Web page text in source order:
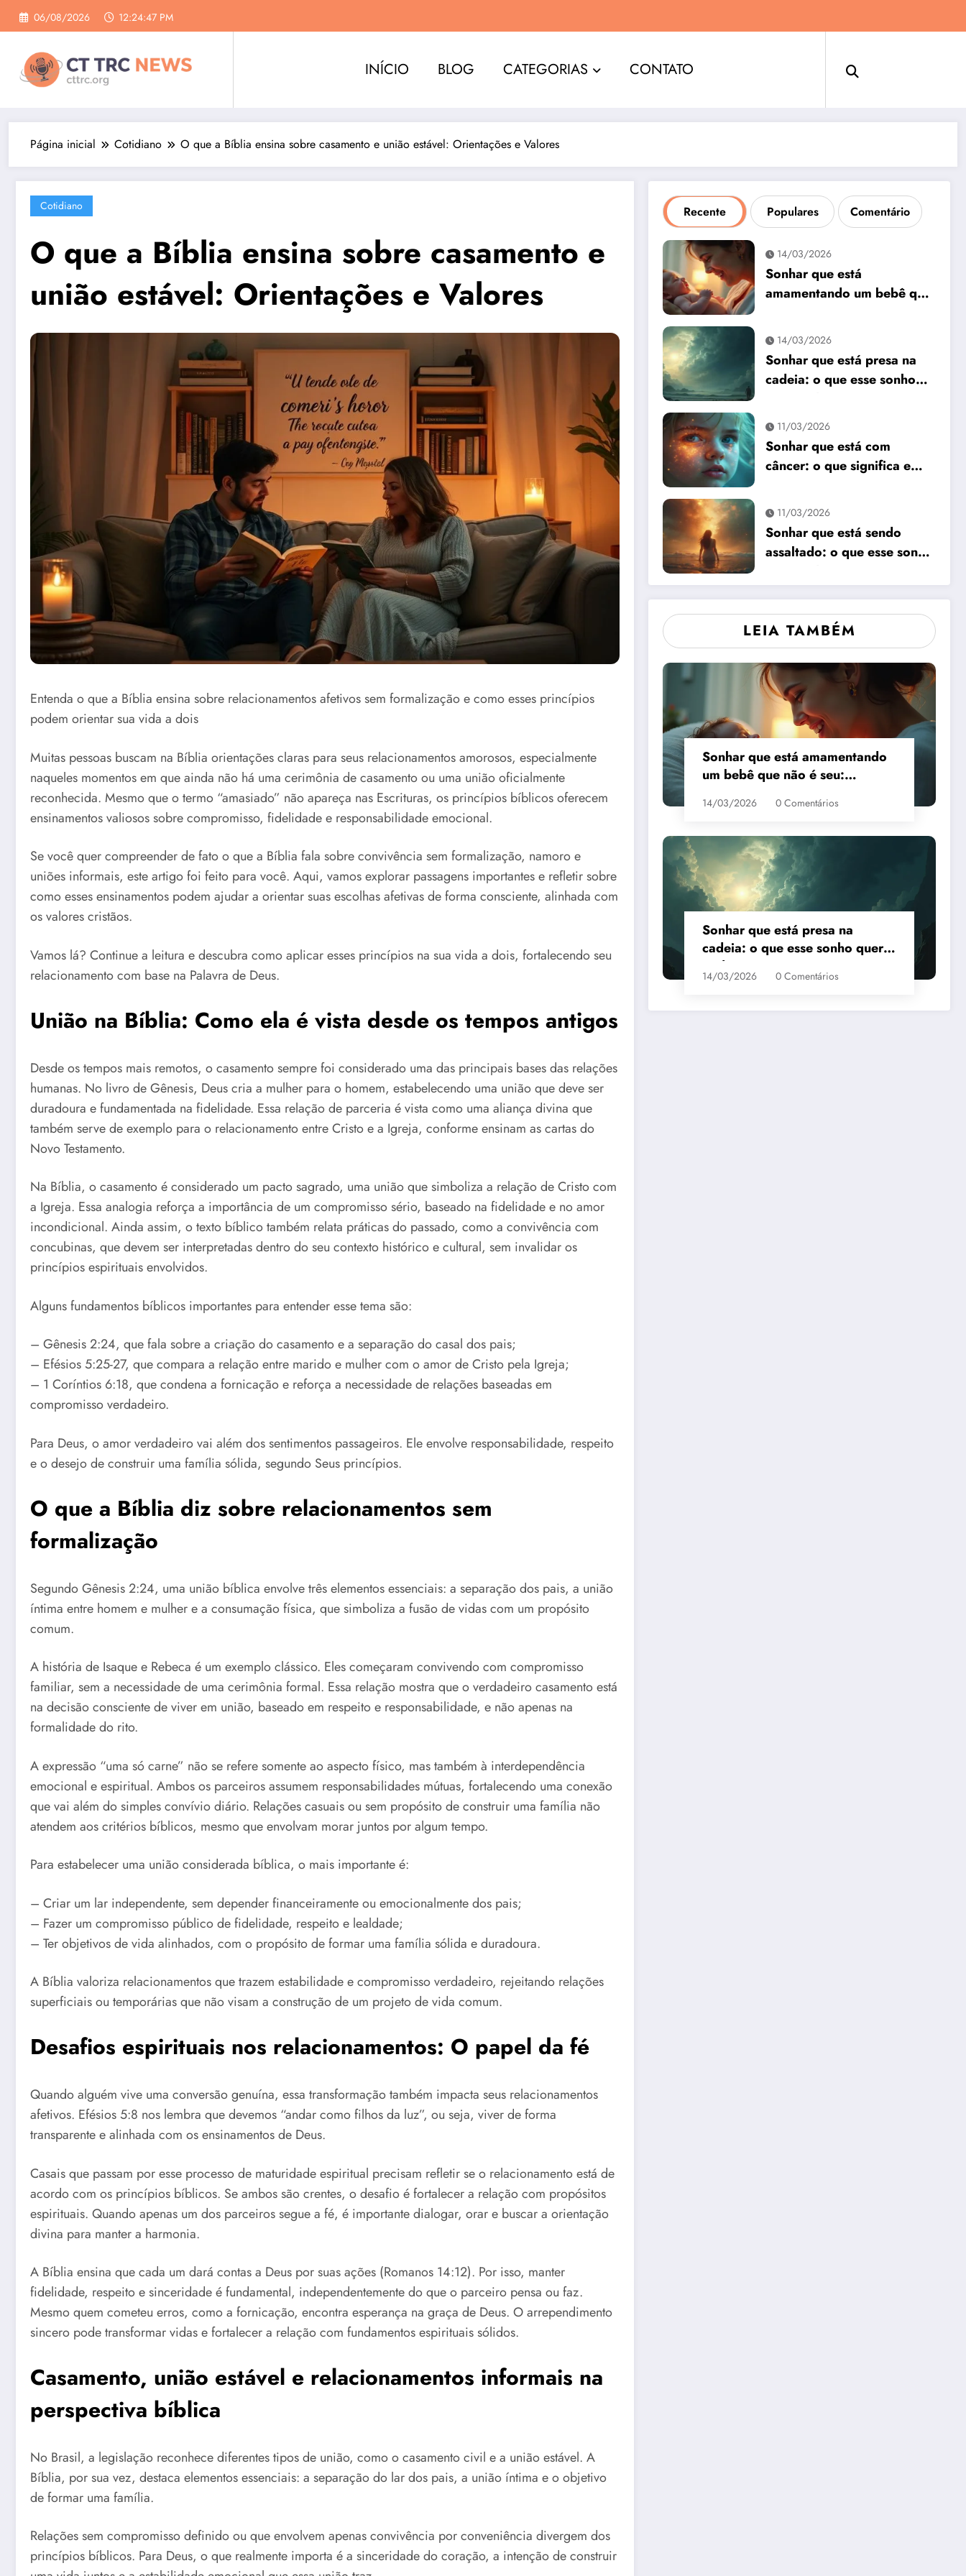
Pular
para
conteúdo
06/08/2026 12:24:48 PM
INÍCIO BLOG CATEGORIAS CONTATO
Página inicial Cotidiano O que a Bíblia ensina sobre casamento e união estável: Orientações e Valores
Cotidiano
O que a Bíblia ensina sobre casamento e
união estável: Orientações e Valores
Entenda o que a Bíblia ensina sobre relacionamentos afetivos sem formalização e como esses princípios
podem orientar sua vida a dois
Muitas pessoas buscam na Bíblia orientações claras para seus relacionamentos amorosos, especialmente
naqueles momentos em que ainda não há uma cerimônia de casamento ou uma união oficialmente
reconhecida. Mesmo que o termo “amasiado” não apareça nas Escrituras, os princípios bíblicos oferecem
ensinamentos valiosos sobre compromisso, fidelidade e responsabilidade emocional.
Se você quer compreender de fato o que a Bíblia fala sobre convivência sem formalização, namoro e
uniões informais, este artigo foi feito para você. Aqui, vamos explorar passagens importantes e refletir sobre
como esses ensinamentos podem ajudar a orientar suas escolhas afetivas de forma consciente, alinhada com
os valores cristãos.
Vamos lá? Continue a leitura e descubra como aplicar esses princípios na sua vida a dois, fortalecendo seu
relacionamento com base na Palavra de Deus.
União na Bíblia: Como ela é vista desde os tempos antigos
Desde os tempos mais remotos, o casamento sempre foi considerado uma das principais bases das relações
humanas. No livro de Gênesis, Deus cria a mulher para o homem, estabelecendo uma união que deve ser
duradoura e fundamentada na fidelidade. Essa relação de parceria é vista como uma aliança divina que
também serve de exemplo para o relacionamento entre Cristo e a Igreja, conforme ensinam as cartas do
Novo Testamento.
Na Bíblia, o casamento é considerado um pacto sagrado, uma união que simboliza a relação de Cristo com
a Igreja. Essa analogia reforça a importância de um compromisso sério, baseado na fidelidade e no amor
incondicional. Ainda assim, o texto bíblico também relata práticas do passado, como a convivência com
concubinas, que devem ser interpretadas dentro do seu contexto histórico e cultural, sem invalidar os
princípios espirituais envolvidos.
Alguns fundamentos bíblicos importantes para entender esse tema são:
– Gênesis 2:24, que fala sobre a criação do casamento e a separação do casal dos pais;
– Efésios 5:25-27, que compara a relação entre marido e mulher com o amor de Cristo pela Igreja;
– 1 Coríntios 6:18, que condena a fornicação e reforça a necessidade de relações baseadas em
compromisso verdadeiro.
Para Deus, o amor verdadeiro vai além dos sentimentos passageiros. Ele envolve responsabilidade, respeito
e o desejo de construir uma família sólida, segundo Seus princípios.
O que a Bíblia diz sobre relacionamentos sem
formalização
Segundo Gênesis 2:24, uma união bíblica envolve três elementos essenciais: a separação dos pais, a união
íntima entre homem e mulher e a consumação física, que simboliza a fusão de vidas com um propósito
comum.
A história de Isaque e Rebeca é um exemplo clássico. Eles começaram convivendo com compromisso
familiar, sem a necessidade de uma cerimônia formal. Essa relação mostra que o verdadeiro casamento está
na decisão consciente de viver em união, baseado em respeito e responsabilidade, e não apenas na
formalidade do rito.
A expressão “uma só carne” não se refere somente ao aspecto físico, mas também à interdependência
emocional e espiritual. Ambos os parceiros assumem responsabilidades mútuas, fortalecendo uma conexão
que vai além do simples convívio diário. Relações casuais ou sem propósito de construir uma família não
atendem aos critérios bíblicos, mesmo que envolvam morar juntos por algum tempo.
Para estabelecer uma união considerada bíblica, o mais importante é:
– Criar um lar independente, sem depender financeiramente ou emocionalmente dos pais;
– Fazer um compromisso público de fidelidade, respeito e lealdade;
– Ter objetivos de vida alinhados, com o propósito de formar uma família sólida e duradoura.
A Bíblia valoriza relacionamentos que trazem estabilidade e compromisso verdadeiro, rejeitando relações
superficiais ou temporárias que não visam a construção de um projeto de vida comum.
Desafios espirituais nos relacionamentos: O papel da fé
Quando alguém vive uma conversão genuína, essa transformação também impacta seus relacionamentos
afetivos. Efésios 5:8 nos lembra que devemos “andar como filhos da luz”, ou seja, viver de forma
transparente e alinhada com os ensinamentos de Deus.
Casais que passam por esse processo de maturidade espiritual precisam refletir se o relacionamento está de
acordo com os princípios bíblicos. Se ambos são crentes, o desafio é fortalecer a relação com propósitos
espirituais. Quando apenas um dos parceiros segue a fé, é importante dialogar, orar e buscar a orientação
divina para manter a harmonia.
A Bíblia ensina que cada um dará contas a Deus por suas ações (Romanos 14:12). Por isso, manter
fidelidade, respeito e sinceridade é fundamental, independentemente do que o parceiro pensa ou faz.
Mesmo quem cometeu erros, como a fornicação, encontra esperança na graça de Deus. O arrependimento
sincero pode transformar vidas e fortalecer a relação com fundamentos espirituais sólidos.
Casamento, união estável e relacionamentos informais na
perspectiva bíblica
No Brasil, a legislação reconhece diferentes tipos de união, como o casamento civil e a união estável. A
Bíblia, por sua vez, destaca elementos essenciais: a separação do lar dos pais, a união íntima e o objetivo
de formar uma família.
Relações sem compromisso definido ou que envolvem apenas convivência por conveniência divergem dos
princípios bíblicos. Para Deus, o que realmente importa é a sinceridade do coração, a intenção de construir
Recente Populares Comentário
14/03/2026
Sonhar que está
amamentando um bebê que
14/03/2026
Sonhar que está presa na
cadeia: o que esse sonho
11/03/2026
Sonhar que está com
câncer: o que significa e
11/03/2026
Sonhar que está sendo
assaltado: o que esse sonho
LEIA TAMBÉM
Sonhar que está amamentando
um bebê que não é seu:
14/03/2026 0 Comentários
Sonhar que está presa na
cadeia: o que esse sonho quer
te dizer?
14/03/2026 0 Comentários